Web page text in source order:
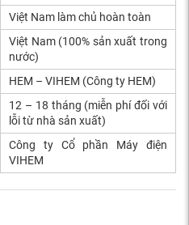
Việt Nam làm chủ hoàn toàn
Việt Nam (100% sản xuất trong
nước)
HEM – VIHEM (Công ty HEM)
12 – 18 tháng (miễn phí đối với
lỗi từ nhà sản xuất)
Công ty Cổ phần Máy điện
VIHEM